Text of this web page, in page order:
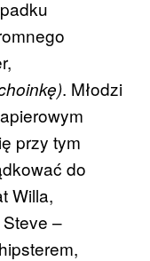
,
. Młodzi
przy tym
do
Willa,
–